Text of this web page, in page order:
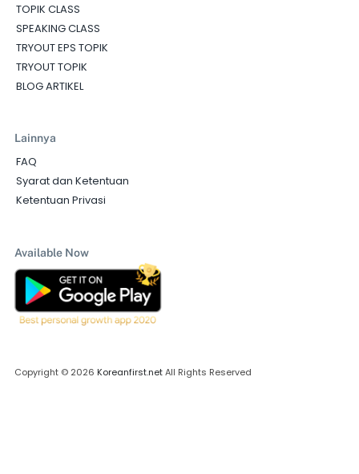
TOPIK CLASS
SPEAKING CLASS
TRYOUT EPS TOPIK
TRYOUT TOPIK
BLOG ARTIKEL
Lainnya
FAQ
Syarat dan Ketentuan
Ketentuan Privasi
Available Now
Copyright © 2026 Koreanfirst.netAll Rights Reserved